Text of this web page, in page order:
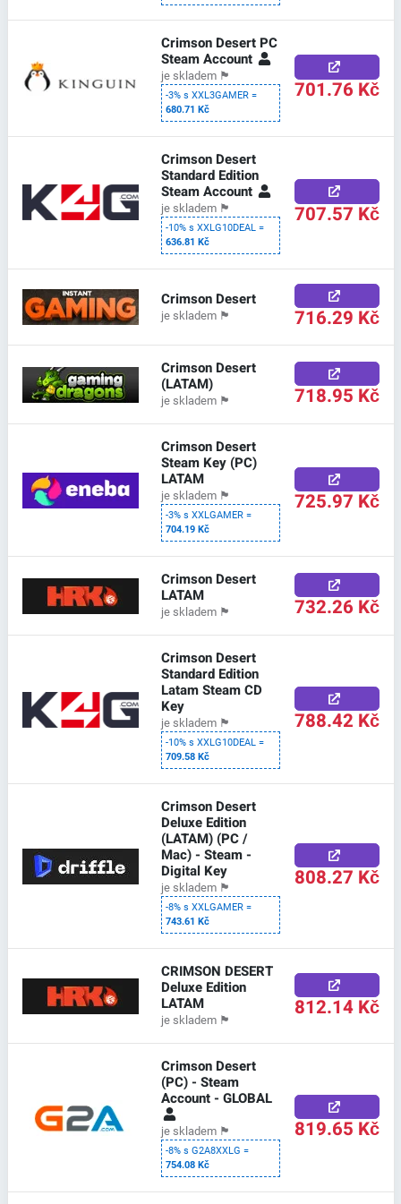
Crimson Desert PC
Steam Account
je skladem 🏴
-3% s XXL3GAMER =
680.71 Kč
701.76 Kč
Crimson Desert
Standard Edition
Steam Account
je skladem 🏴
-10% s XXLG10DEAL =
636.81 Kč
707.57 Kč
Crimson Desert
je skladem 🏴 716.29 Kč
Crimson Desert
(LATAM)
je skladem 🏴 718.95 Kč
Crimson Desert
Steam Key (PC)
LATAM
je skladem 🏴
-3% s XXLGAMER =
704.19 Kč
725.97 Kč
Crimson Desert
LATAM
je skladem 🏴 732.26 Kč
Crimson Desert
Standard Edition
Latam Steam CD
Key
je skladem 🏴
-10% s XXLG10DEAL =
709.58 Kč
788.42 Kč
Crimson Desert
Deluxe Edition
(LATAM) (PC /
Mac) - Steam -
Digital Key
je skladem 🏴
-8% s XXLGAMER =
743.61 Kč
808.27 Kč
CRIMSON DESERT
Deluxe Edition
LATAM
je skladem 🏴 812.14 Kč
Crimson Desert
(PC) - Steam
Account - GLOBAL
je skladem 🏴
-8% s G2A8XXLG =
754.08 Kč
819.65 Kč